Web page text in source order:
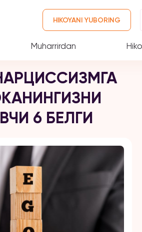
Muharrirdan
HIKOYANI YUBORING
6 БЕЛГИ